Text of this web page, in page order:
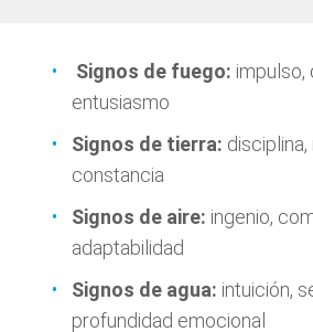
Signos de fuego: impulso,
entusiasmo
Signos de tierra:
constancia
Signos de aire: ingenio,
adaptabilidad
Signos de agua: intuición,
profundidad emocional